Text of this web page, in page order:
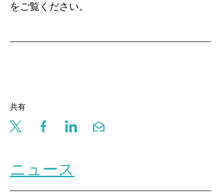
をご覧ください。
共有
Share this page via twitter
Share this page via facebook
Share this page via linkedin
Share this page via email
ニュース